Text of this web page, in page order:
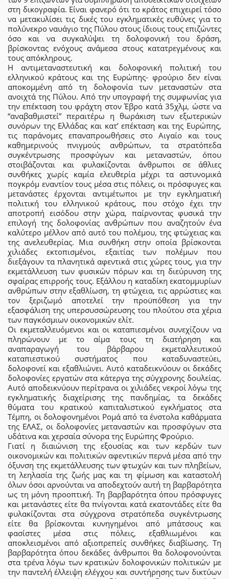
στη δικογραφία. Είναι φανερό ότι το κράτος επιχειρεί τόσο
να μετακυλίσει τις δικές του εγκληματικές ευθύνες για το
πολύνεκρο ναυάγιο της Πύλου στους ίδιους τους επιζώντες
όσο και να συγκαλύψει τη δολοφονική του δράση,
βρίσκοντας ενόχους ανάμεσα στους κατατρεγμένους και
τους απόκληρους.
Η αντιμεταναστευτική και δολοφονική πολιτική του
ελληνικού κράτους και της Ευρώπης- φρούριο δεν είναι
αποκομμένη από τη δολοφονία των μεταναστών στα
ανοιχτά της Πύλου. Από την υπογραφή της συμφωνίας για
την επέκταση του φράχτη στον Έβρο κατά 35χλμ, ώστε να
“αναβαθμιστεί” περαιτέρω η θωράκιση των εξωτερικών
συνόρων της Ελλάδας και κατ’ επέκταση και της Ευρώπης,
τις παράνομες επαναπροωθήσεις στο Αιγαίο και τους
καθημερινούς πνιγμούς ανθρώπων, τα στρατόπεδα
συγκέντρωσης προσφύγων και μεταναστών, όπου
στοιβάζονται και φυλακίζονται άνθρωποι σε άθλιες
συνθήκες χωρίς καμία ελευθερία μέχρι τα αστυνομικά
πογκρόμ εναντίον τους μέσα στις πόλεις, οι πρόσφυγες και
μετανάστες έρχονται αντιμέτωποι με την εγκληματική
πολιτική του ελληνικού κράτους, που στόχο έχει την
αποτροπή εισόδου στην χώρα, παίρνοντας φυσικά την
επιλογή της δολοφονίας ανθρώπων που αναζητούν ένα
καλύτερο μέλλον από αυτό του πολέμου, της φτώχειας και
της ανελευθερίας. Μια συνθήκη στην οποία βρίσκονται
χιλιάδες εκτοπισμένοι, εξαιτίας των πολέμων που
διεξάγουν τα πλανητικά αφεντικά στις χώρες τους, για την
εκμετάλλευση των φυσικών πόρων και τη διεύρυνση της
σφαίρας επιρροής τους. Εξάλλου η καταδίκη εκατομμυρίων
ανθρώπων στην εξαθλίωση, τη φτώχεια, τις αρρώστιες και
τον ξεριζωμό αποτελεί την προϋπόθεση για την
εξασφάλιση της υπερσυσσώρευσης του πλούτου στα χέρια
των παγκόσμιων οικονομικών ελίτ.
Οι εκμεταλλευόμενοι και οι καταπιεσμένοι συνεχίζουν να
πληρώνουν με το αίμα τους τη διατήρηση και
αναπαραγωγή του βάρβαρου εκμεταλλευτικού
καταπιεστικού συστήματος που καταδυναστεύει,
δολοφονεί και εξαθλιώνει. Αυτό καταδεικνύουν οι δεκάδες
δολοφονίες εργατών στα κάτεργα της σύγχρονης δουλείας.
Αυτό αποδεικνύουν περίτρανα οι χιλιάδες νεκροί λόγω της
εγκληματικής διαχείρισης της πανδημίας, τα δεκάδες
θύματα του κρατικού καπιταλιστικού εγκλήματος στα
Τέμπη, οι δολοφονημένοι Ρομά από τα ένστολα καθάρματα
της ΕΛΑΣ, οι δολοφονίες μεταναστών και προσφύγων στα
υδάτινα και χερσαία σύνορα της Ευρώπης Φρούριο.
Γιατί η διαιώνιση της εξουσίας και των κερδών των
οικονομικών και πολιτικών αφεντικών περνά μέσα από την
όξυνση της εκμετάλλευσης των φτωχών και των πληβείων,
τη λεηλασία της ζωής μας και τη φίμωση και καταστολή
όλων όσοι αρνούνται να αποδεχτούν αυτή τη βαρβαρότητα
ως τη μόνη προοπτική. Τη βαρβαρότητα όπου πρόσφυγες
και μετανάστες είτε θα πνίγονται κατά εκατοντάδες είτε θα
φυλακίζονται στα σύγχρονα στρατόπεδα συγκέντρωσης
είτε θα βρίσκονται κυνηγημένοι από μπάτσους και
φασίστες μέσα στις πόλεις, εξαθλιωμένοι και
αποκλεισμένοι από αξιοπρεπείς συνθήκες διαβίωσης. Τη
βαρβαρότητα όπου δεκάδες άνθρωποι θα δολοφονούνται
στα τρένα λόγω των κρατικών δολοφονικών πολιτικών με
την παντελή έλλειψη ελέγχου και συντήρησης των δικτύων